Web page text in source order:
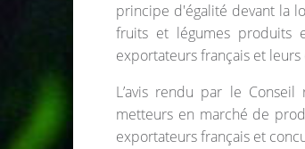
principe d'égalité devant la
fruits et légumes produits
exportateurs français et leurs
L’avis rendu par le
metteurs en marché de
exportateurs français et